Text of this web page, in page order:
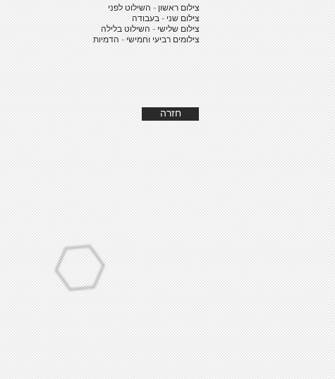
צילום ראשון - השילוט לפני
צילום שני - בעבודה
צילום שלישי - השילוט בלילה
צילומים רביעי וחמישי - הדמיות
חזרה